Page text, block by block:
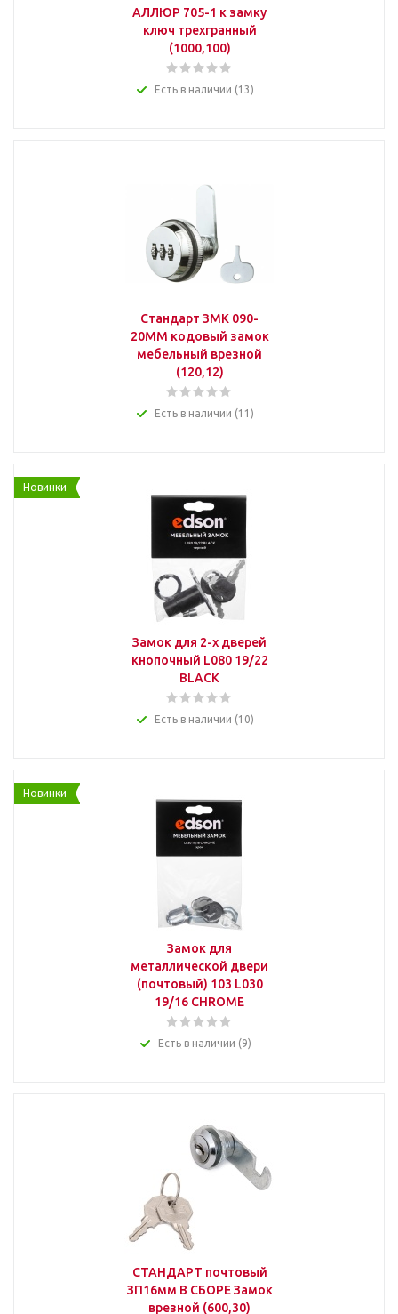
АЛЛЮР 705-1 к замку
ключ трехгранный
(1000,100)
Есть в наличии (13)
Стандарт ЗМК 090-
20ММ кодовый замок
мебельный врезной
(120,12)
Есть в наличии (11)
Новинки
Замок для 2-х дверей
кнопочный L080 19/22
BLACK
Есть в наличии (10)
Новинки
Замок для
металлической двери
(почтовый) 103 L030
19/16 CHROME
Есть в наличии (9)
СТАНДАРТ почтовый
ЗП16мм В СБОРЕ Замок
врезной (600,30)